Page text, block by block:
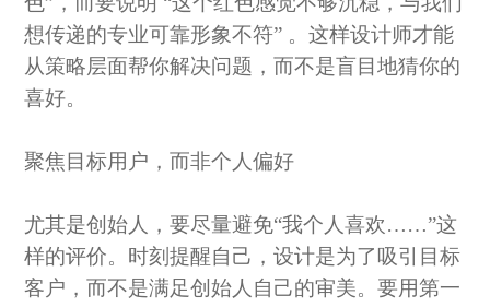
想传递的专业可靠形象不符” 。这样设计师才能
从策略层面帮你解决问题，而不是盲目地猜你的
喜好。
聚焦目标用户，而非个人偏好
尤其是创始人，要尽量避免“我个人喜欢……”这
样的评价。时刻提醒自己，设计是为了吸引目标
客户，而不是满足创始人自己的审美。要用第一